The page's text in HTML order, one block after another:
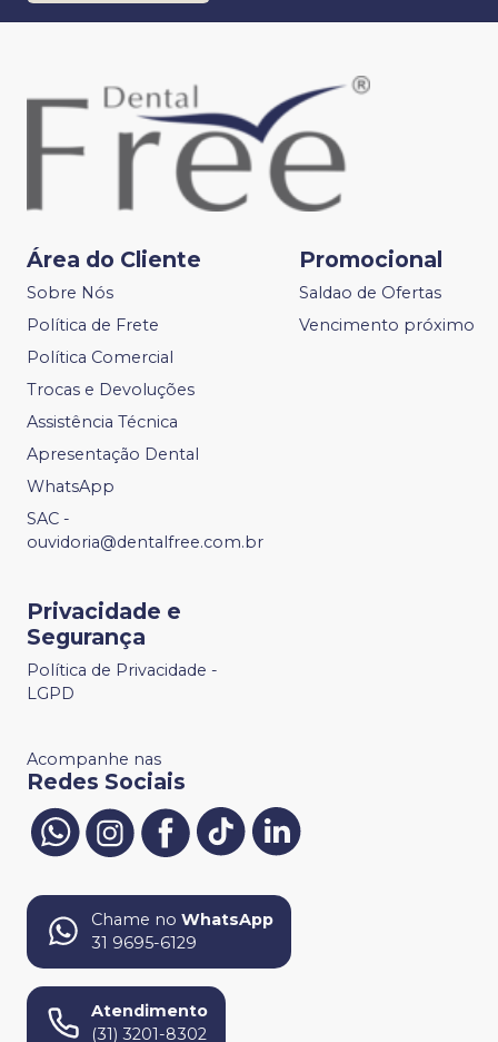
Área do Cliente
Sobre Nós
Política de Frete
Política Comercial
Trocas e Devoluções
Assistência Técnica
Apresentação Dental
WhatsApp
SAC -
ouvidoria@dentalfree.com.br
Promocional
Saldao de Ofertas
Vencimento próximo
Privacidade e
Segurança
Política de Privacidade -
LGPD
Acompanhe nas
Redes Sociais
Chame no WhatsApp
31 9695-6129
Atendimento
(31) 3201-8302